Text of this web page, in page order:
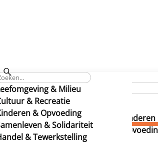
& Milieu
& Recreatie
& Opvoeding
& Solidariteit
& Tewerkstelling
&
Cultuur &
Recreatie
de gemeente zich voor noodsituaties?
gemeente zich
gemeente zich